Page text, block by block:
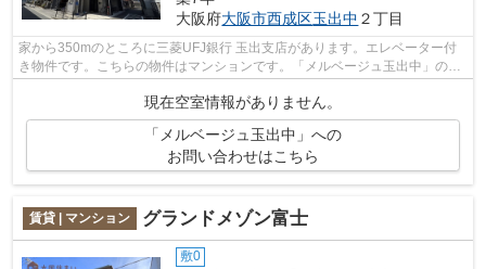
大阪府大阪市西成区玉出中 ２丁目
家から350mのところに三菱UFJ銀行 玉出支店があります。エレベーター付
き物件です。こちらの物件はマンションです。「メルベージュ玉出中」の物
件情報をお探しならお気軽にお問い合わ...
現在空室情報がありません。
「メルベージュ玉出中」への
お問い合わせはこちら
賃貸 | マンション グランドメゾン富士
敷0